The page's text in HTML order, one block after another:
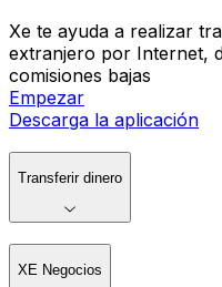
Xe te ayuda a realizar
extranjero por Internet,
comisiones bajas
Empezar
Descarga la aplicación
Transferir dinero
XE Negocios